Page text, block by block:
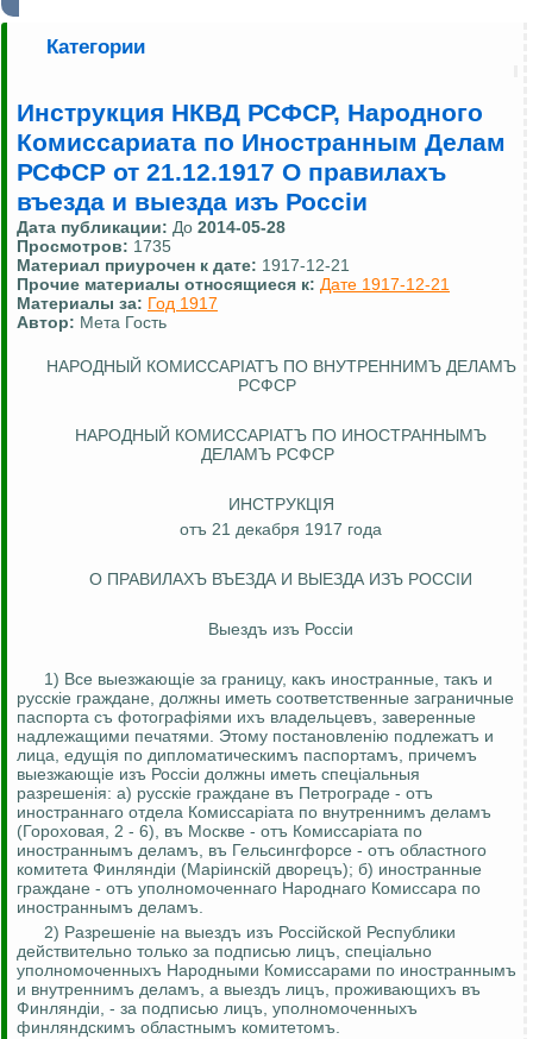
Категории
Инструкция НКВД РСФСР, Народного
Комиссариата по Иностранным Делам
РСФСР от 21.12.1917 О правилахъ
въезда и выезда изъ Россiи
Дата публикации: До 2014-05-28
Просмотров: 1735
Материал приурочен к дате: 1917-12-21
Прочие материалы относящиеся к: Дате 1917-12-21
Материалы за: Год 1917
Автор: Мета Гость
НАРОДНЫЙ КОМИССАРIАТЪ ПО ВНУТРЕННИМЪ ДЕЛАМЪ
РСФСР
НАРОДНЫЙ КОМИССАРIАТЪ ПО ИНОСТРАННЫМЪ
ДЕЛАМЪ РСФСР
ИНСТРУКЦIЯ
отъ 21 декабря 1917 года
О ПРАВИЛАХЪ ВЪЕЗДА И ВЫЕЗДА ИЗЪ РОССIИ
Выездъ изъ Россiи
1) Все выезжающiе за границу, какъ иностранные, такъ и
русскiе граждане, должны иметь соответственные заграничные
паспорта съ фотографiями ихъ владельцевъ, заверенные
надлежащими печатями. Этому постановленiю подлежатъ и
лица, едущiя по дипломатическимъ паспортамъ, причемъ
выезжающiе изъ Россiи должны иметь спецiальныя
разрешенiя: а) русскiе граждане въ Петрограде - отъ
иностраннаго отдела Комиссарiата по внутреннимъ деламъ
(Гороховая, 2 - 6), въ Москве - отъ Комиссарiата по
иностраннымъ деламъ, въ Гельсингфорсе - отъ областного
комитета Финляндiи (Марiинскiй дворецъ); б) иностранные
граждане - отъ уполномоченнаго Народнаго Комиссара по
иностраннымъ деламъ.
2) Разрешенiе на выездъ изъ Россiйской Республики
действительно только за подписью лицъ, спецiально
уполномоченныхъ Народными Комиссарами по иностраннымъ
и внутреннимъ деламъ, а выездъ лицъ, проживающихъ въ
Финляндiи, - за подписью лицъ, уполномоченныхъ
финляндскимъ областнымъ комитетомъ.